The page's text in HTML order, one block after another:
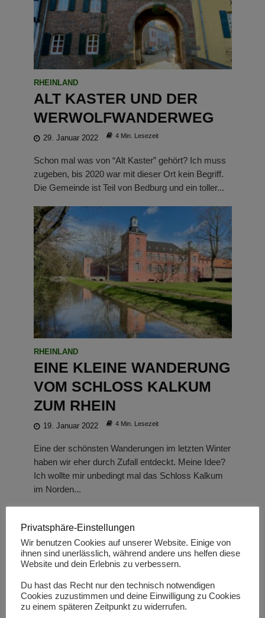
RHEINLAND
ALT KASTER UND DER
WERWOLFWANDERWEG
29. Januar 2022 4 Min. Lesezeit
Schon mal was von “Alt Kaster” gehört? Ich muss
zugeben, bis 2020 war mit dieser Ort kein Begriff.
Die Gemeinde ist Teil von Bedburg und ein toller...
RHEINLAND
EINE KLEINE WANDERUNG
VOM SCHLOSS KALKUM
ZUM RHEIN
19. Januar 2022 4 Min. Lesezeit
Eine der schönsten Wanderungen im letzten Winter
haben wir eher durch Zufall entdeckt. Meine Idee?
Ich wollte mir unbedingt mal das Schloss Kalkum
im Norden...
Privatsphäre-Einstellungen
Wir benutzen Cookies auf unserer Website. Einige von
ihnen sind unerlässlich, während andere uns helfen diese
Website und dein Erlebnis zu verbessern.
Du hast das Recht nur den technisch notwendigen
Cookies zuzustimmen und deine Einwilligung zu Cookies
zu einem späteren Zeitpunkt zu widerrufen.